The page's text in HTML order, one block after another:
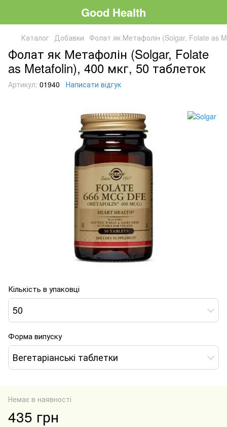
Good Health
Каталог Добавки Фолат як Метафолін (Solgar, Folate as
Фолат як Метафолін (Solgar, Folate
as Metafolin), 400 мкг, 50 таблеток
Артикул: 01940 Написати відгук
Кількість в упаковці
50
Форма випуску
Вегетаріанські таблетки
Немає в наявності
435 грн